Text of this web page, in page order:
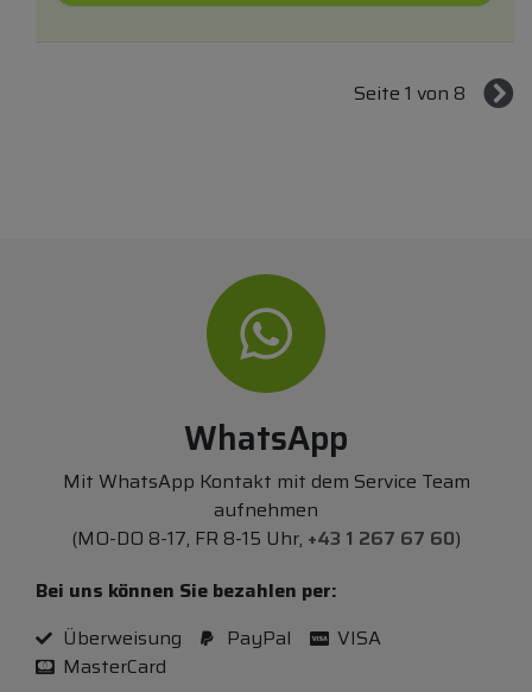
Seite 1 von 8
WhatsApp
Mit WhatsApp Kontakt mit dem Service Team
aufnehmen
(MO-DO 8-17, FR 8-15 Uhr, +43 1 267 67 60)
Bei uns können Sie bezahlen per:
Überweisung
PayPal
VISA
MasterCard